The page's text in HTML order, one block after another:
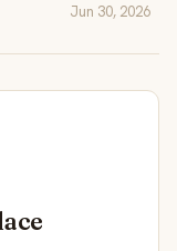
Jun 30, 2026